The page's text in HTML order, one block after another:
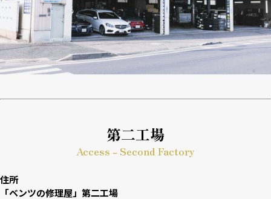
第二工場
Access - Second Factory
住所
「ベンツの修理屋」第二工場